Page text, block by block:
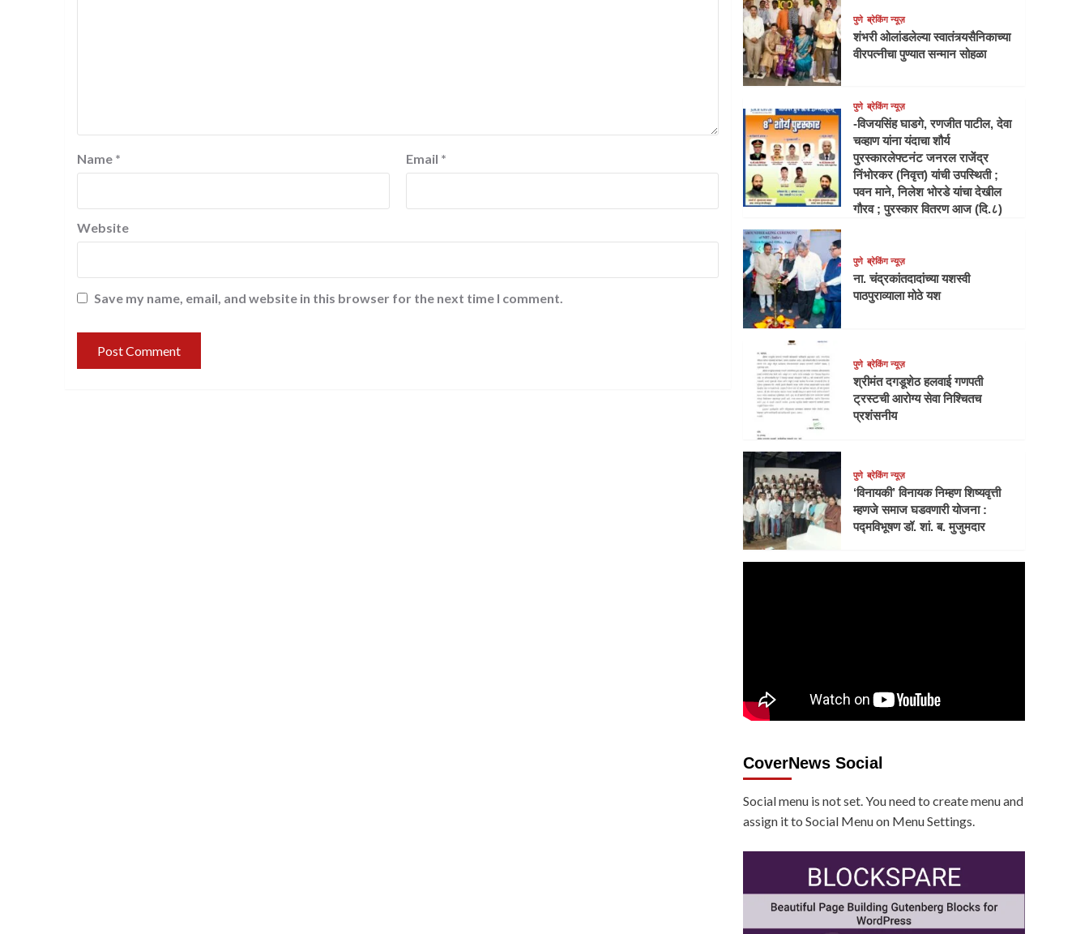
Name * Email *
Website
Save my name, email, and website in this browser for the next time I comment.
पुणे ब्रेकिंग न्यूज़
शंभरी ओलांडलेल्या स्वातंत्र्यसैनिकाच्या
वीरपत्नीचा पुण्यात सन्मान सोहळा
पुणे ब्रेकिंग न्यूज़
-विजयसिंह घाडगे, रणजीत पाटील, देवा
चव्हाण यांना यंदाचा शौर्य
पुरस्कारलेफ्टनंट जनरल राजेंद्र
निंभोरकर (निवृत्त) यांची उपस्थिती ;
पवन माने, निलेश भोरडे यांचा देखील
गौरव ; पुरस्कार वितरण आज (दि.८)
पुणे ब्रेकिंग न्यूज़
ना. चंद्रकांतदादांच्या यशस्वी
पाठपुराव्याला मोठे यश
पुणे ब्रेकिंग न्यूज़
श्रीमंत दगडूशेठ हलवाई गणपती
ट्रस्टची आरोग्य सेवा निश्चितच
प्रशंसनीय
पुणे ब्रेकिंग न्यूज़
‘विनायकी’ विनायक निम्हण शिष्यवृत्ती
म्हणजे समाज घडवणारी योजना :
पद्मविभूषण डॉ. शां. ब. मुजुमदार
CoverNews Social
Social menu is not set. You need to create menu and
assign it to Social Menu on Menu Settings.